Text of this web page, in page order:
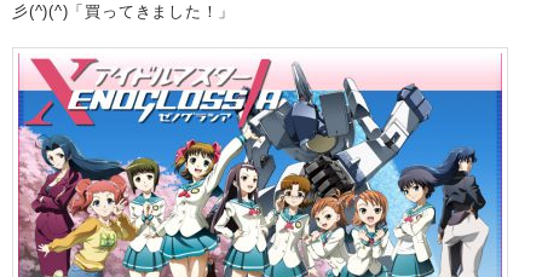
彡(^)(^)「買ってきました！」